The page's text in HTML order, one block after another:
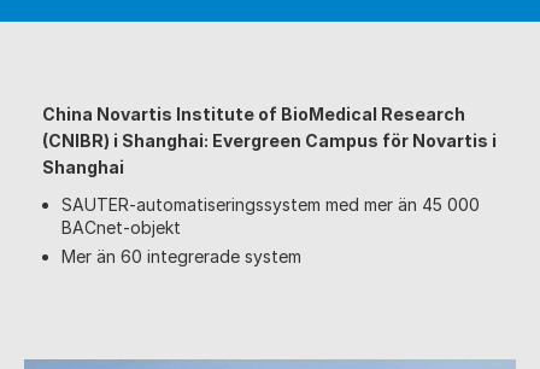
China Novartis Institute of BioMedical Research
(CNIBR) i Shanghai: Evergreen Campus för Novartis i
Shanghai
SAUTER-automatiseringssystem med mer än 45 000
BACnet-objekt
Mer än 60 integrerade system